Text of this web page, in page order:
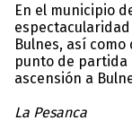
En el municipio
Bulnes, así
punto de partida
ascensión a
La Pesanca